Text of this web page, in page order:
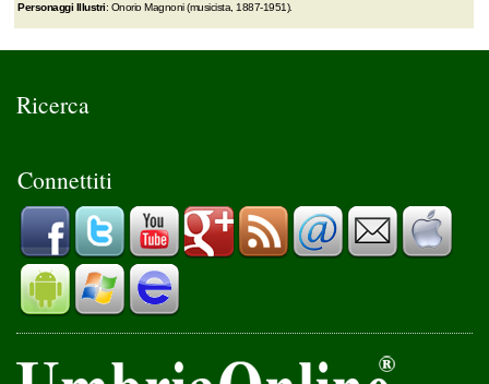
Personaggi Illustri: Onorio Magnoni (musicista, 1887-1951).
Ricerca
Connettiti